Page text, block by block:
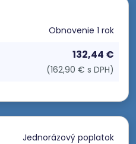
Obnovenie 1 rok
132,44 €
(162,90 € s DPH)
Jednorázový poplatok